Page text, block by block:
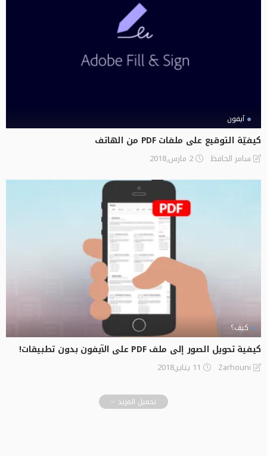
آيفون
كيفيّة التوقيع على ملفات PDF من الهاتف
سامر الحافظ 2 مارس,2018
كيف؟
كيفية تحويل الصور إلى ملف PDF على الآيفون بدون تطبيقات!
Zarhouni 11 يناير,2018
تحميل المزيد